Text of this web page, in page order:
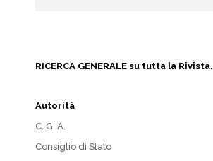
RICERCA GENERALE su tutta la Rivista.
Autorità
C. G. A.
Consiglio di Stato